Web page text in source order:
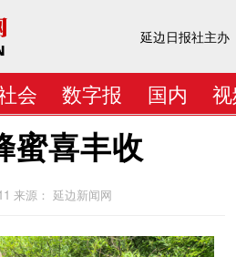
延边日报社主办
会 数字报 国内
蜜喜丰收
来源： 延边新闻网